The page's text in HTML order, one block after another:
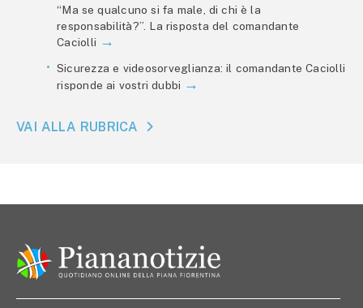
“Ma se qualcuno si fa male, di chi è la
responsabilità?”. La risposta del comandante
Caciolli
Sicurezza e videosorveglianza: il comandante Caciolli
risponde ai vostri dubbi
VAI ALLA RUBRICA